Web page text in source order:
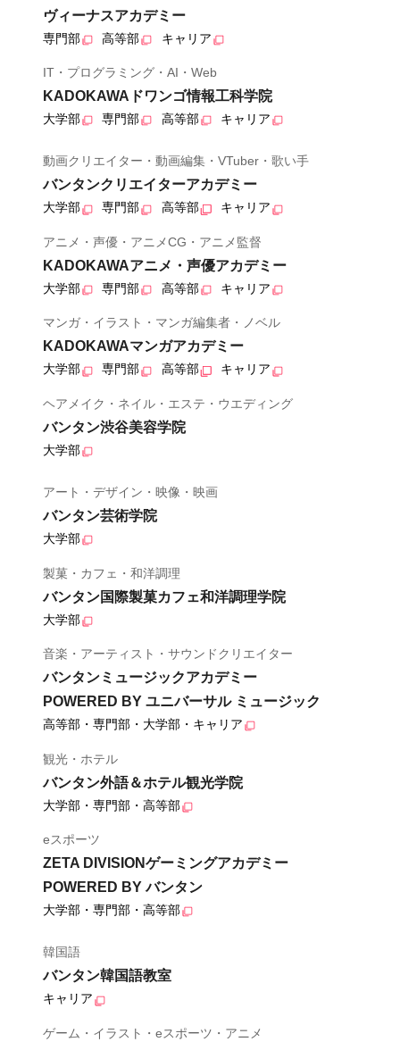
ヴィーナスアカデミー
専門部 高等部 キャリア
IT・プログラミング・AI・Web
KADOKAWAドワンゴ情報工科学院
大学部 専門部 高等部 キャリア
動画クリエイター・動画編集・VTuber・歌い手
バンタンクリエイターアカデミー
大学部 専門部 高等部 キャリア
アニメ・声優・アニメCG・アニメ監督
KADOKAWAアニメ・声優アカデミー
大学部 専門部 高等部 キャリア
マンガ・イラスト・マンガ編集者・ノベル
KADOKAWAマンガアカデミー
大学部 専門部 高等部 キャリア
ヘアメイク・ネイル・エステ・ウエディング
バンタン渋谷美容学院
大学部
アート・デザイン・映像・映画
バンタン芸術学院
大学部
製菓・カフェ・和洋調理
バンタン国際製菓カフェ和洋調理学院
大学部
音楽・アーティスト・サウンドクリエイター
バンタンミュージックアカデミー
POWERED BY ユニバーサル ミュージック
高等部・専門部・大学部・キャリア
観光・ホテル
バンタン外語＆ホテル観光学院
大学部・専門部・高等部
eスポーツ
ZETA DIVISIONゲーミングアカデミー
POWERED BY バンタン
大学部・専門部・高等部
韓国語
バンタン韓国語教室
キャリア
ゲーム・イラスト・eスポーツ・アニメ